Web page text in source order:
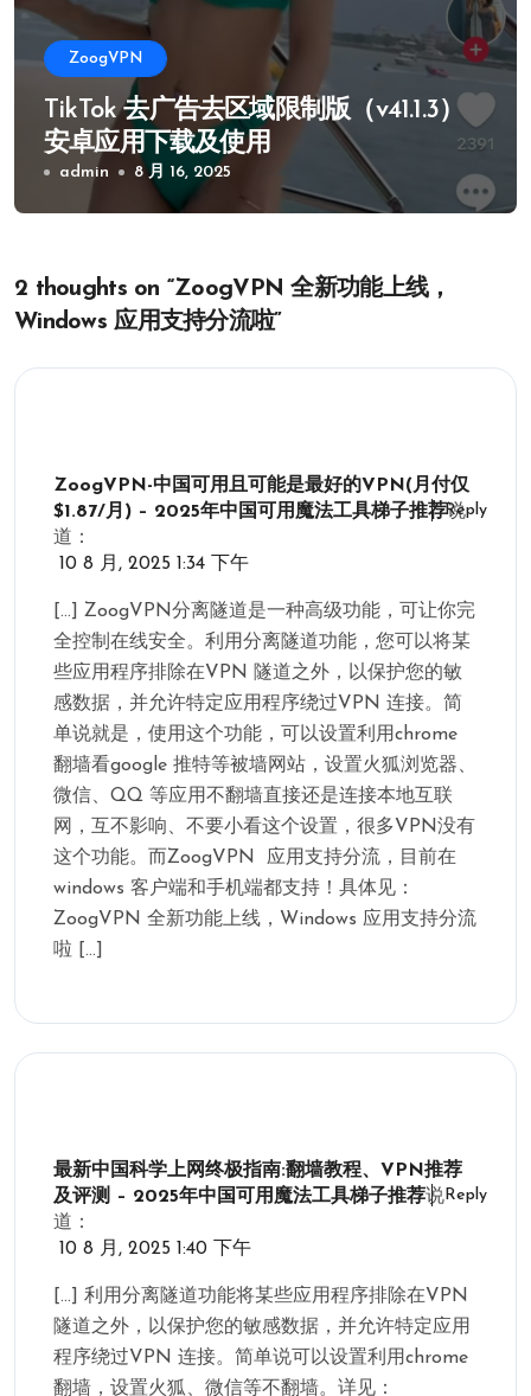
ZoogVPN
TikTok 去广告去区域限制版（v41.1.3）
安卓应用下载及使用
admin 8 月 16, 2025
2 thoughts on “ZoogVPN 全新功能上线，
Windows 应用支持分流啦”
ZoogVPN-中国可用且可能是最好的VPN(月付仅
$1.87/月) – 2025年中国可用魔法工具梯子推荐说
道：
10 8 月, 2025 1:34 下午
[…] ZoogVPN分离隧道是一种高级功能，可让你完
全控制在线安全。利用分离隧道功能，您可以将某
些应用程序排除在VPN 隧道之外，以保护您的敏
感数据，并允许特定应用程序绕过VPN 连接。简
单说就是，使用这个功能，可以设置利用chrome
翻墙看google 推特等被墙网站，设置火狐浏览器、
微信、QQ 等应用不翻墙直接还是连接本地互联
网，互不影响、不要小看这个设置，很多VPN没有
这个功能。而ZoogVPN 应用支持分流，目前在
windows 客户端和手机端都支持！具体见：
ZoogVPN 全新功能上线，Windows 应用支持分流
啦 […]
Reply
最新中国科学上网终极指南:翻墙教程、VPN推荐
及评测 – 2025年中国可用魔法工具梯子推荐说
道：
10 8 月, 2025 1:40 下午
[…] 利用分离隧道功能将某些应用程序排除在VPN
隧道之外，以保护您的敏感数据，并允许特定应用
程序绕过VPN 连接。简单说可以设置利用chrome
翻墙，设置火狐、微信等不翻墙。详见：
Reply